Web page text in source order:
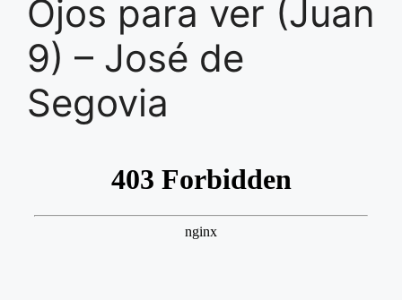
Ojos para ver (Juan
9) – José de
Segovia